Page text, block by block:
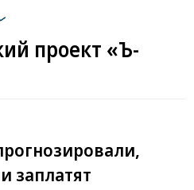
проект «Ъ-
заплатят